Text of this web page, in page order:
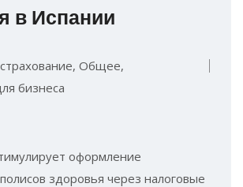
в Испании
, Общее,
бизнеса
оформление
здоровья через налоговые